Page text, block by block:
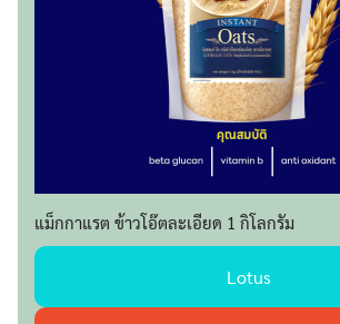
แม็กกาแรต ข้าวโอ๊ตละเอียด 1 กิโลกรัม
Lotus